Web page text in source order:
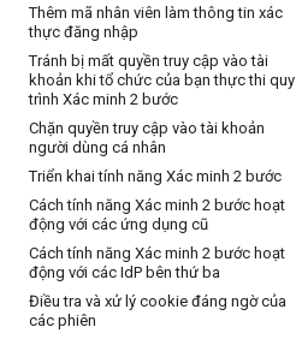
Thêm mã nhân viên làm thông tin xác
thực đăng nhập
Tránh bị mất quyền truy cập vào tài
khoản khi tổ chức của bạn thực thi quy
trình Xác minh 2 bước
Chặn quyền truy cập vào tài khoản
người dùng cá nhân
Triển khai tính năng Xác minh 2 bước
Cách tính năng Xác minh 2 bước hoạt
động với các ứng dụng cũ
Cách tính năng Xác minh 2 bước hoạt
động với các IdP bên thứ ba
Điều tra và xử lý cookie đáng ngờ của
các phiên